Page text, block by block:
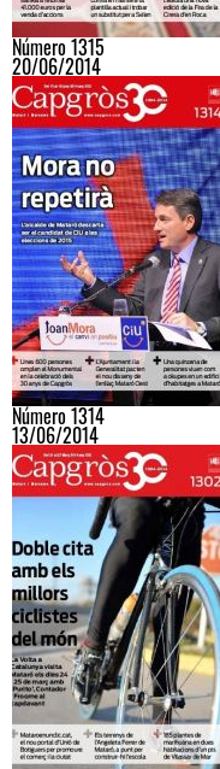
Número 1315
20/06/2014
Número 1314
13/06/2014